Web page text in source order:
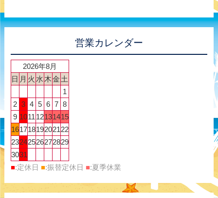
営業カレンダー
2026年8月
日 月 火 水 木金 土
1
2 3 4 5 6 7 8
9 1011 12131415
16171819202122
23242526272829
3031
■:定休日 ■:振替定休日 ■:夏季休業